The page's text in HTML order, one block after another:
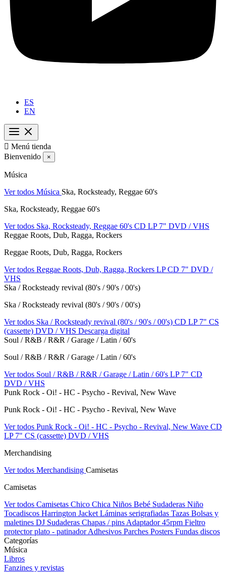
ES
EN
 Menú tienda
Bienvenido
×
Música
Ver todos Música Ska, Rocksteady, Reggae 60's
Ska, Rocksteady, Reggae 60's
Ver todos Ska, Rocksteady, Reggae 60's CD LP 7" DVD / VHS
Reggae Roots, Dub, Ragga, Rockers
Reggae Roots, Dub, Ragga, Rockers
Ver todos Reggae Roots, Dub, Ragga, Rockers LPCD 7" DVD /
VHS
Ska / Rocksteady revival (80's / 90's / 00's)
Ska / Rocksteady revival (80's / 90's / 00's)
Ver todos Ska / Rocksteady revival (80's / 90's / 00's) CD LP 7" CS
(cassette) DVD / VHS Descarga digital
Soul / R&B / R&R / Garage / Latin / 60's
Soul / R&B / R&R / Garage / Latin / 60's
Ver todos Soul / R&B / R&R / Garage / Latin / 60's LP 7" CD
DVD / VHS
Punk Rock - Oi! - HC - Psycho - Revival, New Wave
Punk Rock - Oi! - HC - Psycho - Revival, New Wave
Ver todos Punk Rock - Oi! - HC - Psycho - Revival, New Wave CD
LP 7" CS (cassette) DVD / VHS
Merchandising
Ver todos Merchandising Camisetas
Camisetas
Ver todos Camisetas Chico Chica Niños Bebé Sudaderas Niño
Tocadiscos Harrington Jacket Láminas serigrafiadas Tazas Bolsas y
maletines DJ Sudaderas Chapas / pins Adaptador 45rpm Fieltro
protector plato - patinadorAdhesivos Parches Posters Fundas discos
Categorías
Música
Libros
Fanzines y revistas